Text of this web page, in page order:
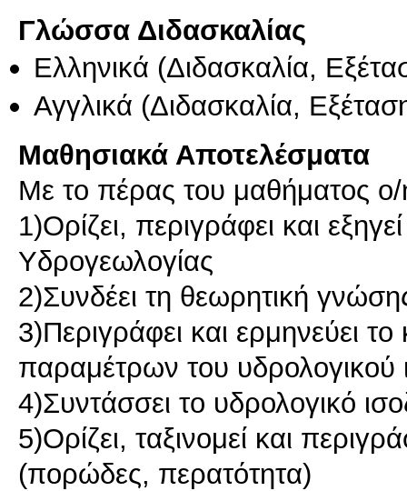
Γλώσσα Διδασκαλίας
Ελληνικά (Διδασκαλία,
Αγγλικά (Διδασκαλία,
Μαθησιακά Αποτελέσματα
Με το πέρας του μαθήματος ο/
1)Ορίζει, περιγράφει και
Υδρογεωλογίας
2)Συνδέει τη θεωρητική
3)Περιγράφει και ερμηνεύει
παραμέτρων του υδρολογικού
4)Συντάσσει το υδρολογικό
5)Ορίζει, ταξινομεί και
(πορώδες, περατότητα)